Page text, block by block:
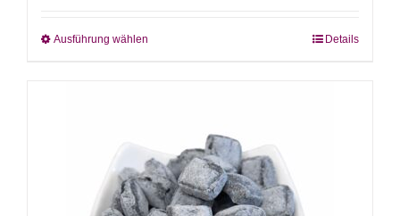
Ausführung wählen
Varianten
auf.
Die
Details